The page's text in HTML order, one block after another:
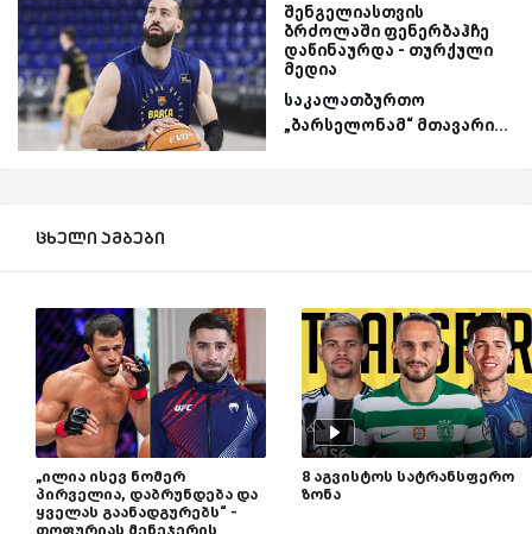
შენგელიასთვის
ბრძოლაში ფენერბაჰჩე
დაწინაურდა - თურქული
მედია
საკალათბურთო
„ბარსელონამ“ მთავარი...
ცხელი ამბები
„ილია ისევ ნომერ
პირველია, დაბრუნდება და
ყველას გაანადგურებს“ -
თოფურიას მენეჯერის
8 აგვისტოს სატრანსფერო
ზონა